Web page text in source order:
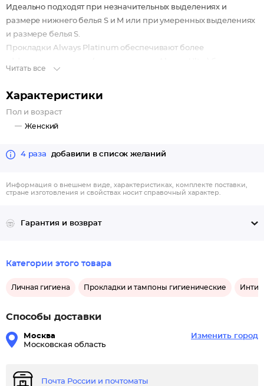
Идеально подходят при незначительных выделениях и
размере нижнего белья S и M или при умеренных выделениях
и размере белья S.
Прокладки Always Platinum обеспечивают более
эффективным абсорбирующим материалом (по сравнению с
Always Ultra), который впитывает и удерживает жидкость
внутри прокладки, обеспечивая ощущение сухости.
Читать все
Характеристики
Пол и возраст
Женский
4 раза добавили в список желаний
Информация о внешнем виде, характеристиках, комплекте поставки,
стране изготовления и свойствах носит справочный характер.
Гарантия и возврат
Категории этого товара
Личная гигиена Прокладки и тампоны гигиенические
Способы доставки
Москва
Московская область
Изменить город
Почта России и почтоматы